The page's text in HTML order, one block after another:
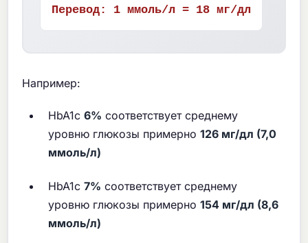
Перевод: 1 ммоль/л = 18 мг/дл
Например:
HbA1c6% соответствует среднему
уровню глюкозы примерно126 мг/дл (7,0
ммоль/л)
HbA1c7% соответствует среднему
уровню глюкозы примерно154 мг/дл (8,6
ммоль/л)